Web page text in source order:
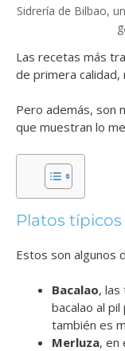
Sidrería de Bilbao,
Las recetas más
de primera
Pero además, son
que muestran lo
Platos típicos
Estos son algunos
Bacalao, las
bacalao al
también es
Merluza, en